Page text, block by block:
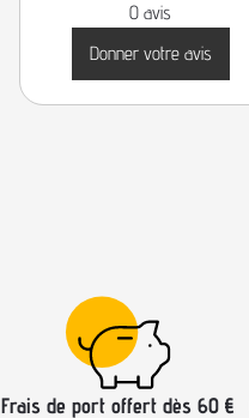
0 avis
Donner votre avis
Frais de port offert dès 60 €